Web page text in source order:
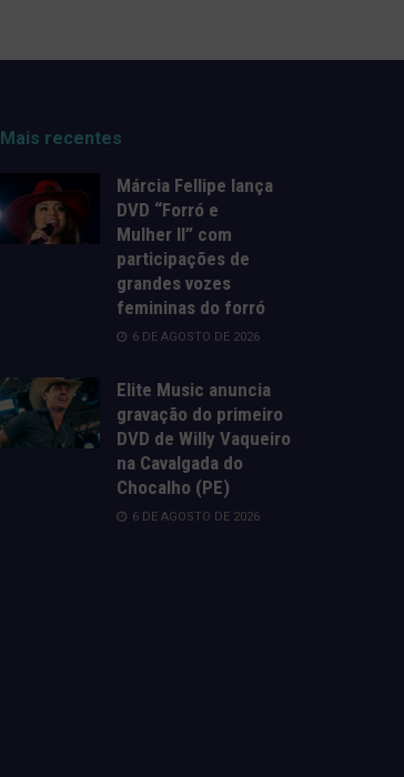
Mais recentes
Márcia Fellipe lança
DVD “Forró e
Mulher II” com
participações de
grandes vozes
femininas do forró
6 DE AGOSTO DE 2026
Elite Music anuncia
gravação do primeiro
DVD de Willy Vaqueiro
na Cavalgada do
Chocalho (PE)
6 DE AGOSTO DE 2026